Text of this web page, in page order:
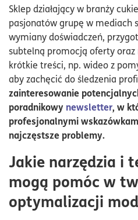
Sklep działający w branży
pasjonatów grupę w mediach
wymiany doświadczeń,
subtelną promocją oferty
krótkie treści, np. wideo z
aby zachęcić do śledzenia
zainteresowanie
poradnikowy newsletter, w
profesjonalnymi
najczęstsze problemy.
Jakie narzędzia i
mogą pomóc w
optymalizacji